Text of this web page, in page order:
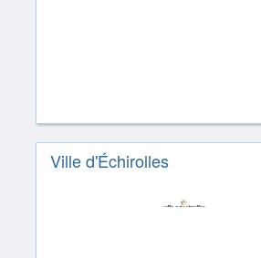
Ville d'Échirolles